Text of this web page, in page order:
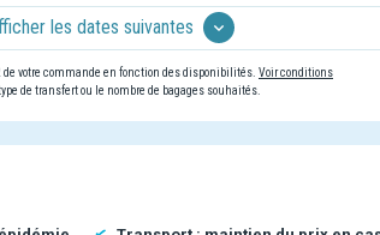
les dates suivantes
votre commande en fonction des disponibilités. Voir conditions
de transfert ou le nombre de bagages souhaités.